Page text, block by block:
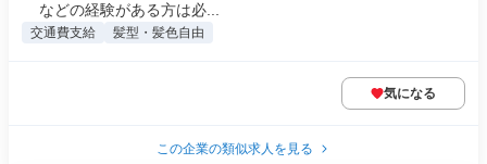
などの経験がある方は必...
交通費支給 髪型・髪色自由
気になる
この企業の類似求人を見る